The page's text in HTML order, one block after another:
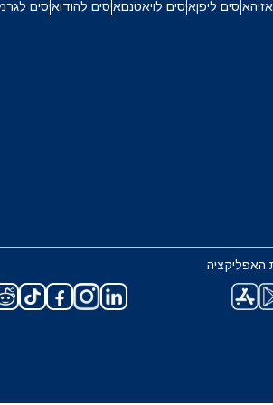
איסים ליפןאיסים לויאטנםאיסים להודואיסים
האפליקציה